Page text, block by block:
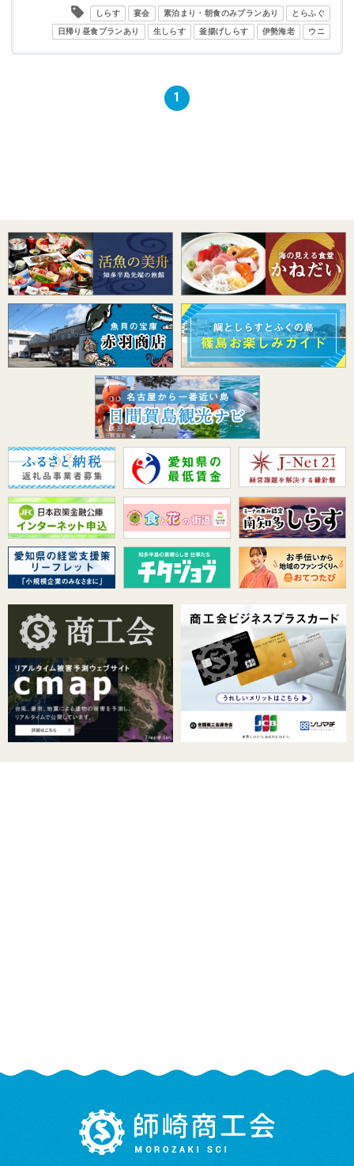
しらす 宴会 素泊まり・朝食のみプランあり とらふぐ
日帰り昼食プランあり 生しらす 釜揚げしらす 伊勢海老 ウニ
1